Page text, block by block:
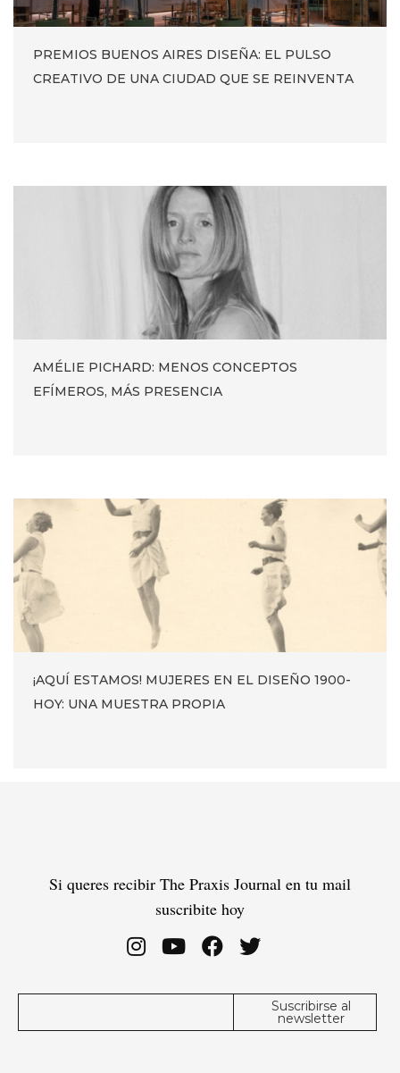
PREMIOS BUENOS AIRES DISEÑA: EL PULSO
CREATIVO DE UNA CIUDAD QUE SE REINVENTA
AMÉLIE PICHARD: MENOS CONCEPTOS
EFÍMEROS, MÁS PRESENCIA
¡AQUÍ ESTAMOS! MUJERES EN EL DISEÑO 1900-
HOY: UNA MUESTRA PROPIA
Si queres recibir The Praxis Journal en tu mail
suscribite hoy